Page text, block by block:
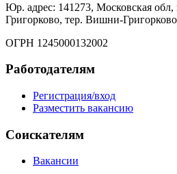
Юр. адрес: 141273, Московская
Григорково, тер. Вишни-
ОГРН 1245000132002
Работодателям
Регистрация/вход
Разместить вакансию
Соискателям
Вакансии